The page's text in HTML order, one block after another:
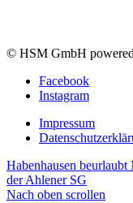
© HSM GmbH
Facebook
Instagram
Impressum
Habenhausen beurlaubt
der Ahlener SG
Nach oben scrollen